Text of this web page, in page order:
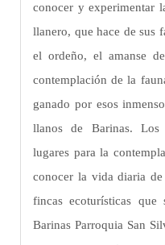
conocer y experimentar
llanero, que hace de sus
el ordeño, el amanse
contemplación de la
ganado por esos
llanos de Barinas. Los
lugares para la
conocer la vida diaria
fincas ecoturísticas
Barinas Parroquia San